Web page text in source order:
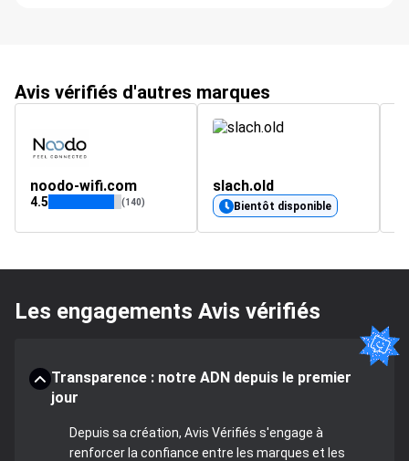
Avis vérifiés d'autres marques
noodo-wifi.com
4.5 (140)
slach.old
Bientôt disponible
Les engagements Avis vérifiés
Transparence : notre ADN depuis le premier
jour
Depuis sa création, Avis Vérifiés s'engage à
renforcer la confiance entre les marques et les